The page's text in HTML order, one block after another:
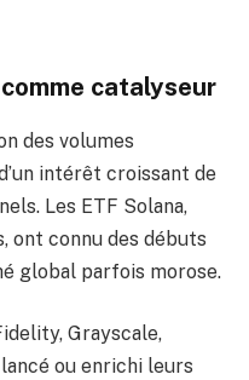
catalyseur
des volumes
intérêt croissant de
Les ETF Solana,
ont connu des débuts
global parfois morose.
Grayscale,
ou enrichi leurs